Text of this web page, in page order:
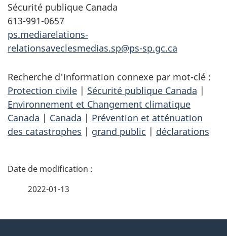
Sécurité publique Canada
613-991-0657
ps.mediarelations-
relationsaveclesmedias.sp@ps-sp.gc.ca
Recherche d'information connexe par mot-clé :
Protection civile | Sécurité publique Canada |
Environnement et Changement climatique
Canada | Canada | Prévention et atténuation
des catastrophes | grand public | déclarations
D
2022-01-13